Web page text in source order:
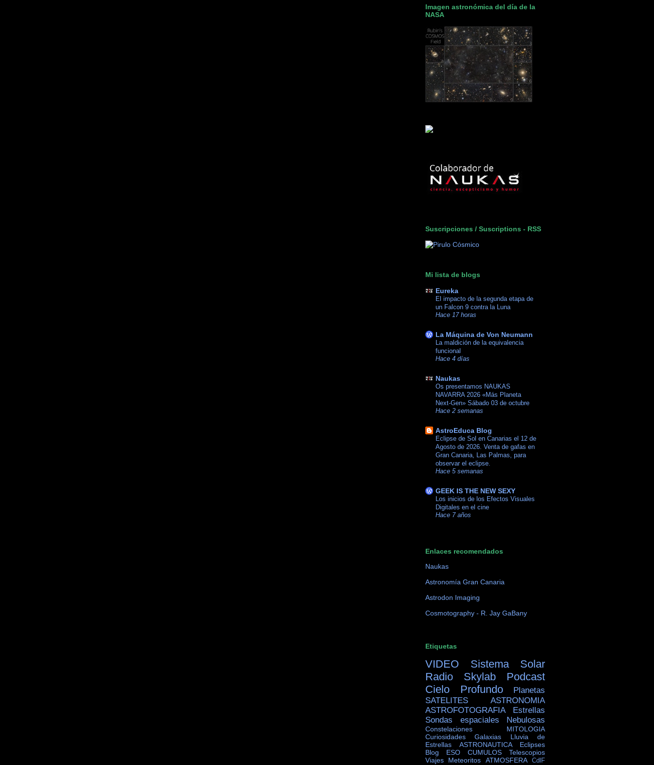
Imagen astronómica del día de la
NASA
Suscripciones / Suscriptions - RSS
Mi lista de blogs
Eureka
El impacto de la segunda etapa de
un Falcon 9 contra la Luna
Hace 17 horas
La Máquina de Von Neumann
La maldición de la equivalencia
funcional
Hace 4 días
Naukas
Os presentamos NAUKAS
NAVARRA 2026 «Más Planeta
Next-Gen» Sábado 03 de octubre
Hace 2 semanas
AstroEduca Blog
Eclipse de Sol en Canarias el 12 de
Agosto de 2026. Venta de gafas en
Gran Canaria, Las Palmas, para
observar el eclipse.
Hace 5 semanas
GEEK IS THE NEW SEXY
Los inicios de los Efectos Visuales
Digitales en el cine
Hace 7 años
Enlaces recomendados
Naukas
Astronomía Gran Canaria
Astrodon Imaging
Cosmotography - R. Jay GaBany
Etiquetas
VIDEO
Sistema Solar
Radio Skylab
Podcast
Cielo Profundo
Planetas
SATELITES
ASTRONOMIA
ASTROFOTOGRAFIA
Estrellas
Sondas espaciales
Nebulosas
Constelaciones
MITOLOGIA
Curiosidades
Galaxias
Lluvia de
Estrellas
ASTRONAUTICA
Eclipses
Blog
ESO CUMULOS
Telescopios
Viajes
Meteoritos ATMOSFERA
CdlF